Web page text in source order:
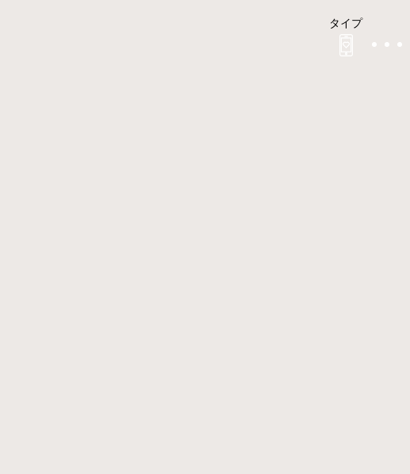
タイプ